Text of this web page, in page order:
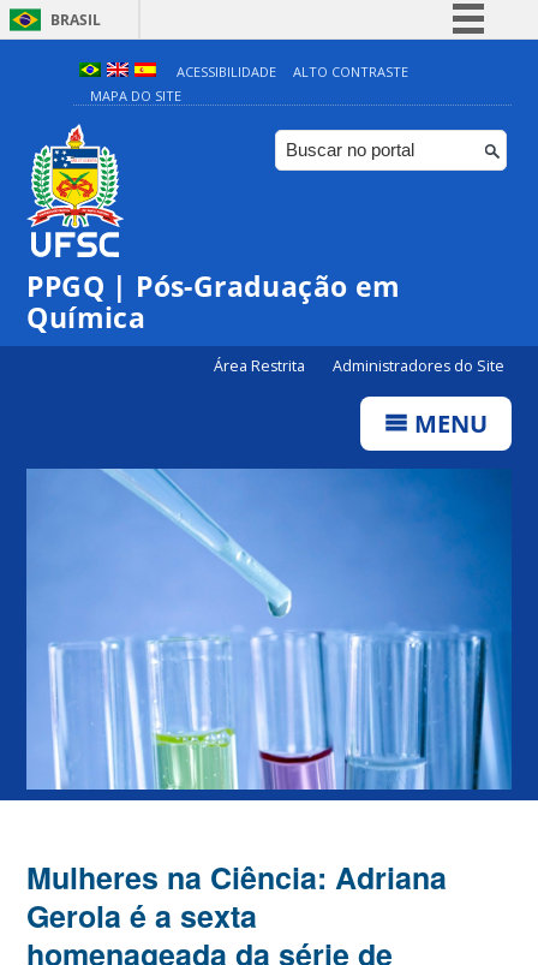
BRASIL
Simplifique!
Comunica BR
Participe
ACESSIBILIDADE
ALTO CONTRASTE
MAPA DO SITE
PPGQ | Pós-Graduação em
Química
Área Restrita Administradores do Site
MENU
Mulheres na Ciência: Adriana
Gerola é a sexta
homenageada da série de